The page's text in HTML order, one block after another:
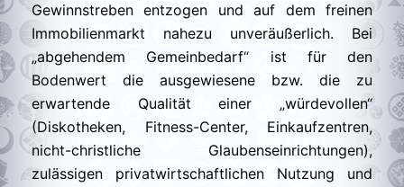
Gewinnstreben entzogen und auf dem freinen
Immobilienmarkt nahezu unveräußerlich. Bei
„abgehendem Gemeinbedarf“ ist für den
Bodenwert die ausgewiesene bzw. die zu
erwartende Qualität einer „würdevollen“
(Diskotheken, Fitness-Center, Einkaufzentren,
nicht-christliche Glaubenseinrichtungen),
zulässigen privatwirtschaftlichen Nutzung und